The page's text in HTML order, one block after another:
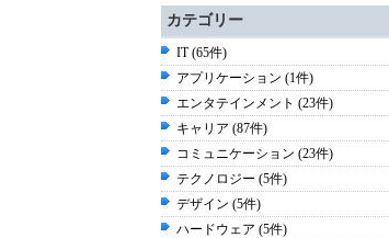
カテゴリー
IT (65件)
アプリケーション (1件)
エンタテインメント (23件)
キャリア (87件)
コミュニケーション (23件)
テクノロジー (5件)
デザイン (5件)
ハードウェア (5件)